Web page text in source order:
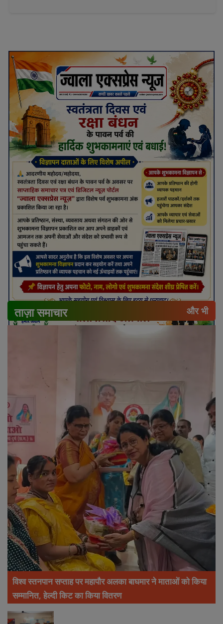
ताज़ा समाचार और भी
विश्व स्तनपान सप्ताह पर महापौर अलका बाघमार ने माताओं को किया
सम्मानित, हेल्दी किट का किया वितरण